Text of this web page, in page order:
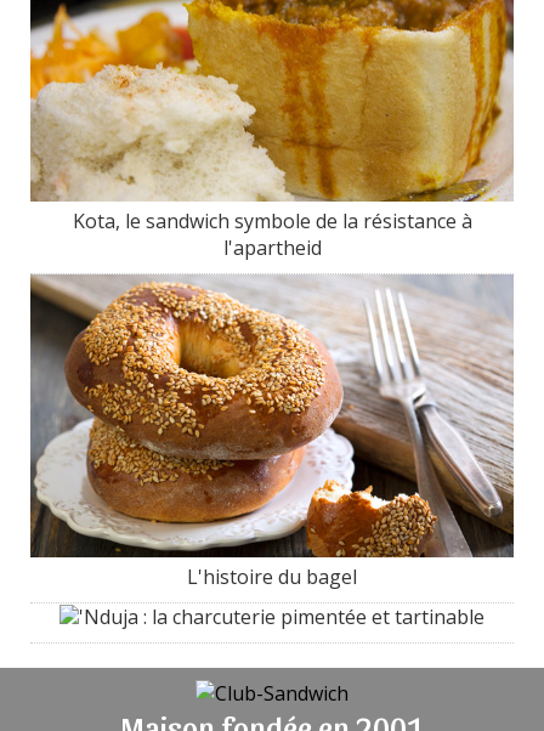
Kota, le sandwich symbole de la résistance à
l'apartheid
L'histoire du bagel
'Nduja : la charcuterie pimentée et tartinable